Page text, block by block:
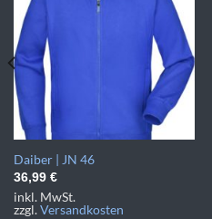
Daiber | JN 46
36,99 €
inkl. MwSt.
zzgl.Versandkosten